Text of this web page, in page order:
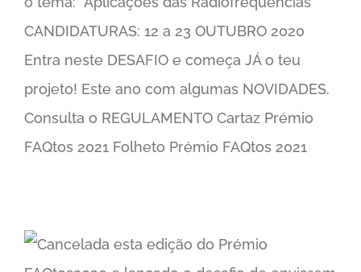
CANDIDATURAS: 12 a 23 OUTUBRO 2020
Entra neste DESAFIO e começa JÁ o teu
projeto! Este ano com algumas NOVIDADES.
Consulta o REGULAMENTO Cartaz Prémio
FAQtos 2021 Folheto Prémio FAQtos 2021